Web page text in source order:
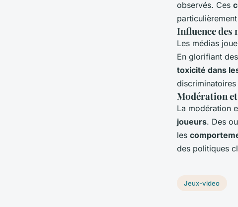
observés. Ces
Influence des
Les médias
En glorifiant
toxicité dans
discriminatoires
Modération
La modération
joueurs. Des
les
des politiques
Jeux-video